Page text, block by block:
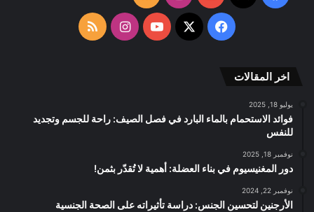
الموقع
فيسبوك
‫X
‫YouTubeانستقرامملخص
اخر المقالات
يوليو 18, 2025
فوائد الاستحمام بالماء البارد في فصل الصيف: راحة للجسم وتجديد
للنفس
نوفمبر 18, 2025
دور المغنيسيوم في بناء العضلة: أهمية لا تُقدّر بثمن!
نوفمبر 22, 2024
الأرجنين لتحسين الجنس: دراسة تأثيراته على الصحة الجنسية